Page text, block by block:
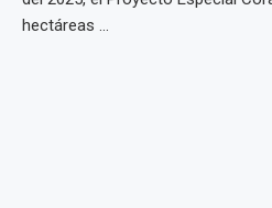
hectáreas ...